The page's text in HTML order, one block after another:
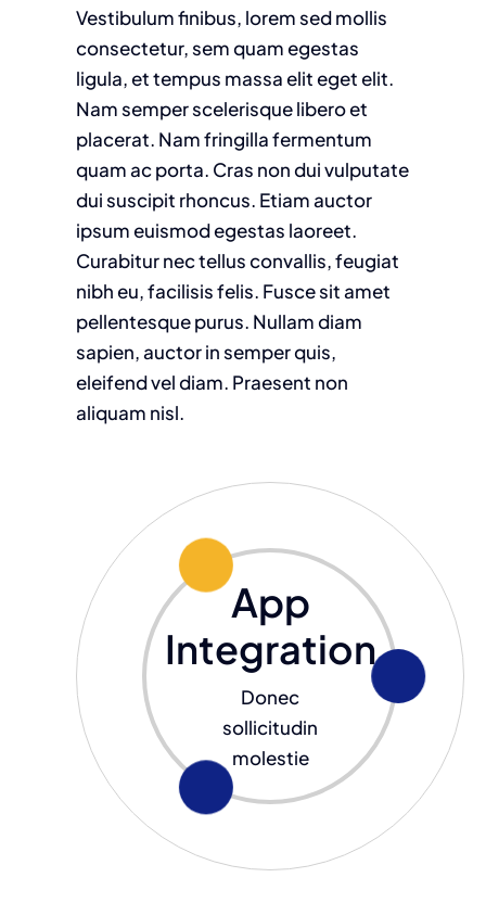
Vestibulum finibus, lorem sed mollis
consectetur, sem quam egestas
ligula, et tempus massa elit eget elit.
Nam semper scelerisque libero et
placerat. Nam fringilla fermentum
quam ac porta. Cras non dui vulputate
dui suscipit rhoncus. Etiam auctor
ipsum euismod egestas laoreet.
Curabitur nec tellus convallis, feugiat
nibh eu, facilisis felis. Fusce sit amet
pellentesque purus. Nullam diam
sapien, auctor in semper quis,
eleifend vel diam. Praesent non
aliquam nisl.
App
Integration
Donec
sollicitudin
molestie